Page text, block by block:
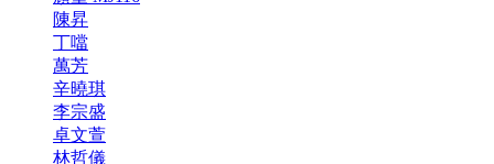
陳昇
丁噹
萬芳
辛曉琪
李宗盛
卓文萱
林哲儀